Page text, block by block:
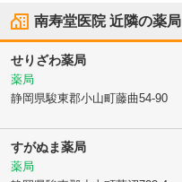
南寿堂医院近隣の薬局
せりざわ薬局
薬局
静岡県駿東郡小山町藤曲54-90
すがぬま薬局
薬局